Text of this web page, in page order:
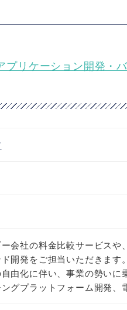
プリケーション開発
会社の料金比較サービス
開発をご担当いただきます。
由化に伴い、事業の勢いに
グプラットフォーム開発、